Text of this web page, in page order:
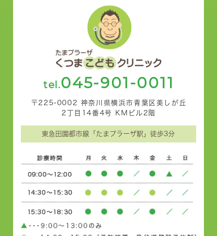
tel.045-901-0011
〒225-0002 神奈川県横浜市青葉区美しが丘
2丁目14番4号 KMビル2階
東急田園都市線「たまプラーザ駅」徒歩3分